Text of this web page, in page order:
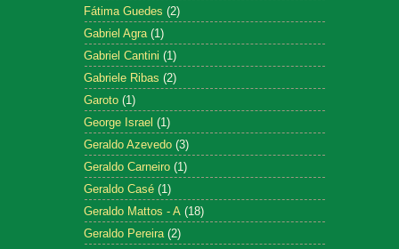
Fátima Guedes (2)
Gabriel Agra (1)
Gabriel Cantini (1)
Gabriele Ribas (2)
Garoto (1)
George Israel (1)
Geraldo Azevedo (3)
Geraldo Carneiro (1)
Geraldo Casé (1)
Geraldo Mattos - A (18)
Geraldo Pereira (2)